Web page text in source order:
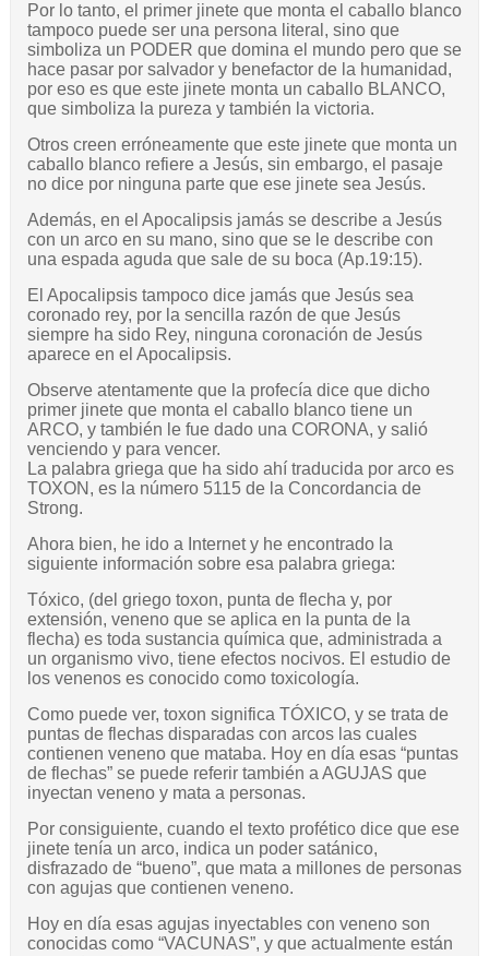
Por lo tanto, el primer jinete que monta el caballo blanco
tampoco puede ser una persona literal, sino que
simboliza un PODER que domina el mundo pero que se
hace pasar por salvador y benefactor de la humanidad,
por eso es que este jinete monta un caballo BLANCO,
que simboliza la pureza y también la victoria.
Otros creen erróneamente que este jinete que monta un
caballo blanco refiere a Jesús, sin embargo, el pasaje
no dice por ninguna parte que ese jinete sea Jesús.
Además, en el Apocalipsis jamás se describe a Jesús
con un arco en su mano, sino que se le describe con
una espada aguda que sale de su boca (Ap.19:15).
El Apocalipsis tampoco dice jamás que Jesús sea
coronado rey, por la sencilla razón de que Jesús
siempre ha sido Rey, ninguna coronación de Jesús
aparece en el Apocalipsis.
Observe atentamente que la profecía dice que dicho
primer jinete que monta el caballo blanco tiene un
ARCO, y también le fue dado una CORONA, y salió
venciendo y para vencer.
La palabra griega que ha sido ahí traducida por arco es
TOXON, es la número 5115 de la Concordancia de
Strong.
Ahora bien, he ido a Internet y he encontrado la
siguiente información sobre esa palabra griega:
Tóxico, (del griego toxon, punta de flecha y, por
extensión, veneno que se aplica en la punta de la
flecha) es toda sustancia química que, administrada a
un organismo vivo, tiene efectos nocivos. El estudio de
los venenos es conocido como toxicología.
Como puede ver, toxon significa TÓXICO, y se trata de
puntas de flechas disparadas con arcos las cuales
contienen veneno que mataba. Hoy en día esas “puntas
de flechas” se puede referir también a AGUJAS que
inyectan veneno y mata a personas.
Por consiguiente, cuando el texto profético dice que ese
jinete tenía un arco, indica un poder satánico,
disfrazado de “bueno”, que mata a millones de personas
con agujas que contienen veneno.
Hoy en día esas agujas inyectables con veneno son
conocidas como “VACUNAS”, y que actualmente están